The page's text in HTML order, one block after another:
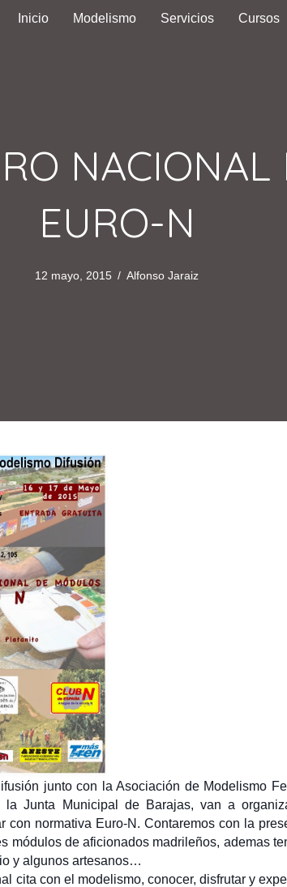
Inicio Modelismo Servicios Cursos
NACIONAL
EURO-N
12 mayo, 2015 / Alfonso Jaraiz
junto con la Asociación de Modelismo
Junta Municipal de Barajas, van a
normativa Euro-N. Contaremos con la
módulos de aficionados madrileños, ademas
y algunos artesanos…
cita con el modelismo, conocer, disfrutar y